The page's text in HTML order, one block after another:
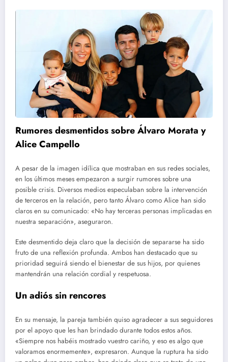
Rumores desmentidos sobre Álvaro Morata y
Alice Campello
A pesar de la imagen idílica que mostraban en sus redes sociales,
en los últimos meses empezaron a surgir rumores sobre una
posible crisis. Diversos medios especulaban sobre la intervención
de terceros en la relación, pero tanto Álvaro como Alice han sido
claros en su comunicado: «No hay terceras personas implicadas en
nuestra separación», aseguraron.
Este desmentido deja claro que la decisión de separarse ha sido
fruto de una reflexión profunda. Ambos han destacado que su
prioridad seguirá siendo el bienestar de sus hijos, por quienes
mantendrán una relación cordial y respetuosa.
Un adiós sin rencores
En su mensaje, la pareja también quiso agradecer a sus seguidores
por el apoyo que les han brindado durante todos estos años.
«Siempre nos habéis mostrado vuestro cariño, y eso es algo que
valoramos enormemente», expresaron. Aunque la ruptura ha sido